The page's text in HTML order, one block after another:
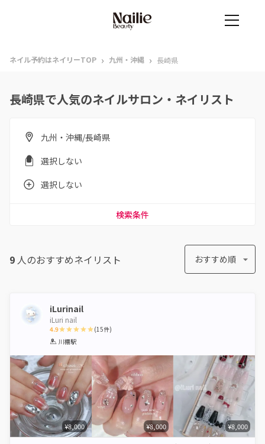
ネイル予約はネイリーTOP › 九州・沖縄 › 長崎県
長崎県で人気のネイルサロン・ネイリスト
九州・沖縄/長崎県
選択しない
選択しない
検索条件
9 人のおすすめネイリスト おすすめ順
iLurinail
iLuri nail
4.9
1 2 3
(15件)
川棚駅
¥8,000 ¥8,000 ¥8,000